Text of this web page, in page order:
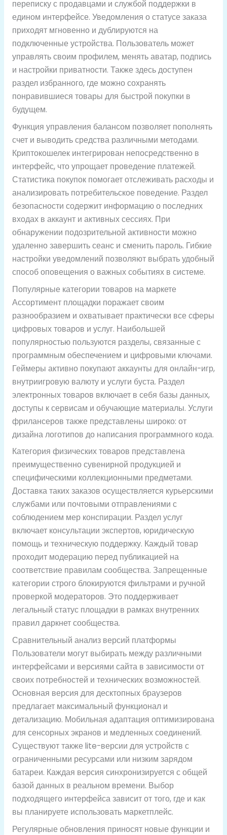
переписку с продавцами и службой поддержки в
едином интерфейсе. Уведомления о статусе заказа
приходят мгновенно и дублируются на
подключенные устройства. Пользователь может
управлять своим профилем, менять аватар, подпись
и настройки приватности. Также здесь доступен
раздел избранного, где можно сохранять
понравившиеся товары для быстрой покупки в
будущем.
Функция управления балансом позволяет пополнять
счет и выводить средства различными методами.
Криптокошелек интегрирован непосредственно в
интерфейс, что упрощает проведение платежей.
Статистика покупок помогает отслеживать расходы и
анализировать потребительское поведение. Раздел
безопасности содержит информацию о последних
входах в аккаунт и активных сессиях. При
обнаружении подозрительной активности можно
удаленно завершить сеанс и сменить пароль. Гибкие
настройки уведомлений позволяют выбрать удобный
способ оповещения о важных событиях в системе.
Популярные категории товаров на маркете
Ассортимент площадки поражает своим
разнообразием и охватывает практически все сферы
цифровых товаров и услуг. Наибольшей
популярностью пользуются разделы, связанные с
программным обеспечением и цифровыми ключами.
Геймеры активно покупают аккаунты для онлайн-игр,
внутриигровую валюту и услуги буста. Раздел
электронных товаров включает в себя базы данных,
доступы к сервисам и обучающие материалы. Услуги
фрилансеров также представлены широко: от
дизайна логотипов до написания программного кода.
Категория физических товаров представлена
преимущественно сувенирной продукцией и
специфическими коллекционными предметами.
Доставка таких заказов осуществляется курьерскими
службами или почтовыми отправлениями с
соблюдением мер конспирации. Раздел услуг
включает консультации экспертов, юридическую
помощь и техническую поддержку. Каждый товар
проходит модерацию перед публикацией на
соответствие правилам сообщества. Запрещенные
категории строго блокируются фильтрами и ручной
проверкой модераторов. Это поддерживает
легальный статус площадки в рамках внутренних
правил даркнет сообщества.
Сравнительный анализ версий платформы
Пользователи могут выбирать между различными
интерфейсами и версиями сайта в зависимости от
своих потребностей и технических возможностей.
Основная версия для десктопных браузеров
предлагает максимальный функционал и
детализацию. Мобильная адаптация оптимизирована
для сенсорных экранов и медленных соединений.
Существуют также lite-версии для устройств с
ограниченными ресурсами или низким зарядом
батареи. Каждая версия синхронизируется с общей
базой данных в реальном времени. Выбор
подходящего интерфейса зависит от того, где и как
вы планируете использовать маркетплейс.
Регулярные обновления приносят новые функции и